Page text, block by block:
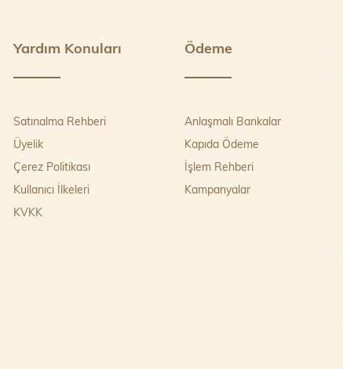
Yardım Konuları
Satınalma Rehberi
Üyelik
Çerez Politikası
Kullanıcı İlkeleri
KVKK
Ödeme
Anlaşmalı Bankalar
Kapıda Ödeme
İşlem Rehberi
Kampanyalar